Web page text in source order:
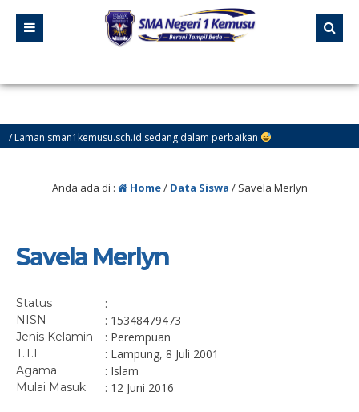
sman1kemusu.sch.id sedang dalam perbaikan
Anda ada di : Home/ Data Siswa / Savela Merlyn
Savela Merlyn
Status :
NISN : 15348479473
Jenis Kelamin : Perempuan
T.T.L : Lampung, 8 Juli 2001
Agama : Islam
Mulai Masuk : 12 Juni 2016